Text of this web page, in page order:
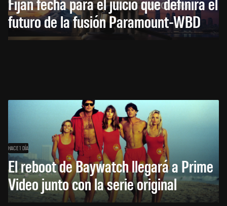
futuro de la fusión Paramount-WBD
HACE 1 DÍA
El reboot de Baywatch llegará a Prime
Video junto con la serie original